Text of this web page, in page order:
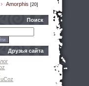
Amorphis [20]
Поиск
Друзья сайта